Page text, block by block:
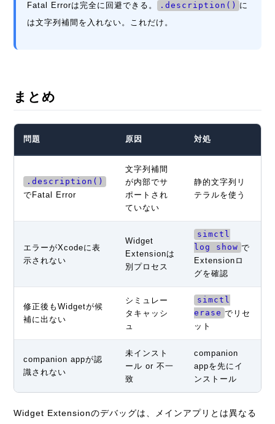
Fatal Errorは完全に回避できる。
.description() に
は文字列補間を入れない。これだけ。
まとめ
問題 原因 対処
.description()
でFatal Error
文字列補間
が内部でサ
ポートされ
ていない
静的文字列リ
テラルを使う
エラーがXcodeに表
示されない
Widget
Extensionは
別プロセス
simctl
log show で
Extensionロ
グを確認
修正後もWidgetが候
補に出ない
シミュレー
タキャッシ
ュ
simctl
erase でリセ
ット
companion appが認
識されない
未インスト
ール or 不一
致
companion
appを先にイ
ンストール
Widget Extensionのデバッグは、メインアプリとは異なる